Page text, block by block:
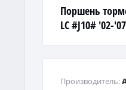
Поршень
LC #J10# '02-'07
Производитель: